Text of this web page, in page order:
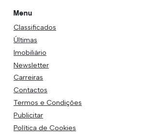
Menu
Classificados
Últimas
Imobiliário
Newsletter
Carreiras
Contactos
Termos e Condições
Publicitar
Política de Cookies